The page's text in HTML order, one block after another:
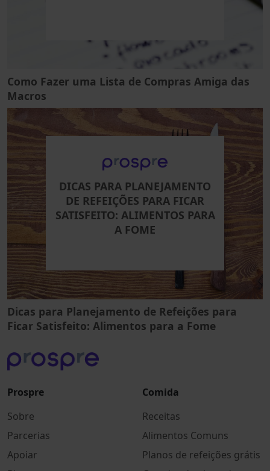
Como Fazer uma Lista de Compras Amiga das
Macros
DICAS PARA PLANEJAMENTO
DE REFEIÇÕES PARA FICAR
SATISFEITO: ALIMENTOS PARA
A FOME
Dicas para Planejamento de Refeições para
Ficar Satisfeito: Alimentos para a Fome
Prospre
Sobre
Parcerias
Apoiar
Comida
Receitas
Alimentos Comuns
Planos de refeições grátis